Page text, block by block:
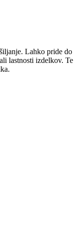
Lahko pride do
lastnosti izdelkov. Te